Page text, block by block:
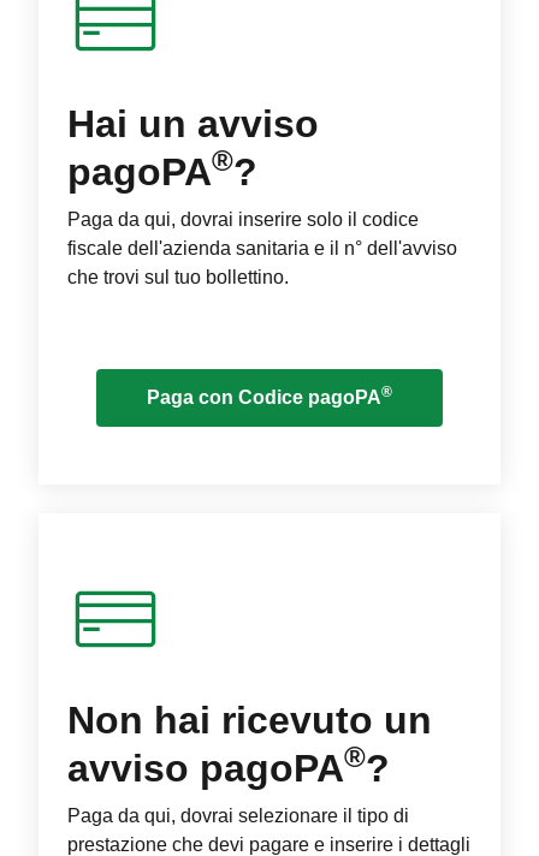
Hai un avviso
pagoPA®?
Paga da qui, dovrai inserire solo il codice
fiscale dell'azienda sanitaria e il n° dell'avviso
che trovi sul tuo bollettino.
Paga con Codice pagoPA®
Non hai ricevuto un
avviso pagoPA®?
Paga da qui, dovrai selezionare il tipo di
prestazione che devi pagare e inserire i dettagli